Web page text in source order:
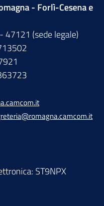
- Forlì-Cesena e
47121 (sede legale)
ST9NPX